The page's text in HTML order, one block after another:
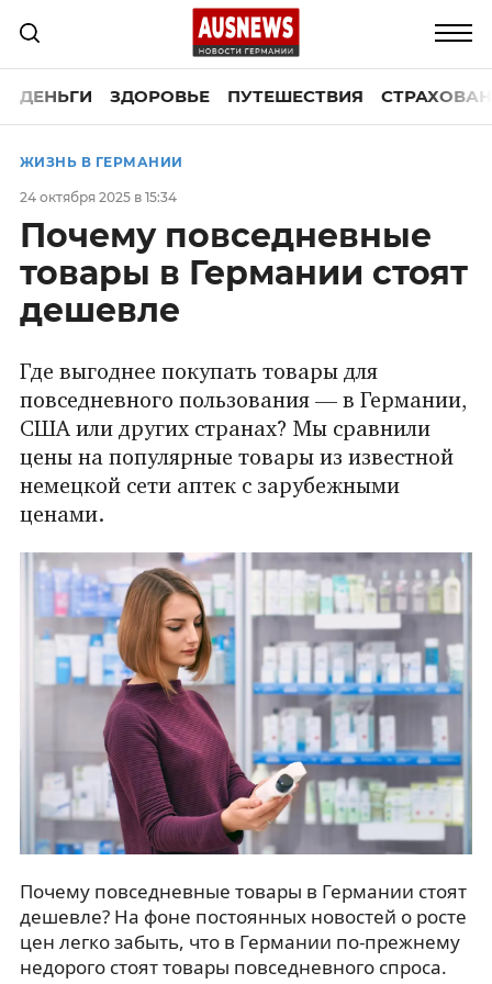
ДЕНЬГИ ЗДОРОВЬЕ ПУТЕШЕСТВИЯ
ЖИЗНЬ В ГЕРМАНИИ
24 октября 2025 в 15:34
Почему повседневные
товары в Германии стоят
дешевле
Где выгоднее покупать товары для
повседневного пользования — в Германии,
США или других странах? Мы сравнили
цены на популярные товары из известной
немецкой сети аптек с зарубежными
ценами.
Почему повседневные товары в Германии стоят
дешевле? На фоне постоянных новостей о росте
цен легко забыть, что в Германии по-прежнему
недорого стоят товары повседневного спроса.